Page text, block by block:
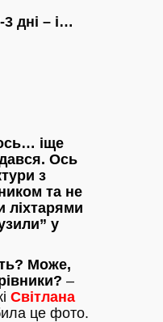
дні – і…
іще
Ось
з
та не
ліхтарями
у
Може,
–
Світлана
це фото.